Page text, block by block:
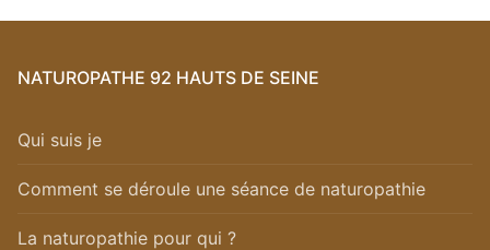
NATUROPATHE 92 HAUTS DE SEINE
Qui suis je
Comment se déroule une séance de naturopathie
La naturopathie pour qui ?